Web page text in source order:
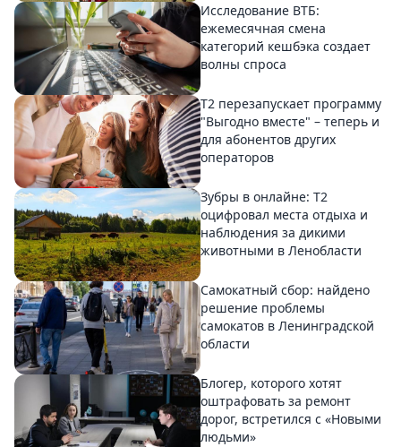
Исследование ВТБ:
ежемесячная смена
категорий кешбэка создает
волны спроса
Т2 перезапускает программу
"Выгодно вместе" – теперь и
для абонентов других
операторов
Зубры в онлайне: Т2
оцифровал места отдыха и
наблюдения за дикими
животными в Ленобласти
Самокатный сбор: найдено
решение проблемы
самокатов в Ленинградской
области
Блогер, которого хотят
оштрафовать за ремонт
дорог, встретился с «Новыми
людьми»